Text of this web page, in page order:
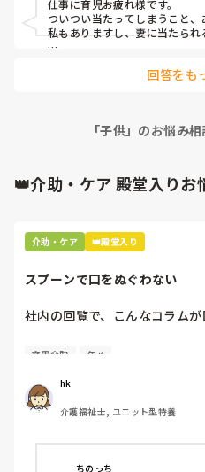
仕事に育児お疲れ様です。
ついつい当たってしまうこと、
私もありますし、妻に当たら
一度その場を離れる（トイレ
時間をつくるようにすると、
でOKと割り切るのも大事かなと
回答をも
「子供」のお悩み
👑介助・ケア 殿堂入りお
介助・ケア 👑殿堂入り
スプーンで口をぬぐわない
社内の回覧で、こんなコラムが
[スプーンで口をぬぐわない]
自分やっちゃってるなと思いま
皆さんはどうですか⁇
食事介助 ケア
hk
介護福祉士, ユニット型特養
ちのっち